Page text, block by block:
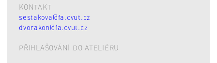
KONTAKT
sestakova@fa.cvut.cz
dvorakon@fa.cvut.cz
PŘIHLAŠOVÁNÍ DO ATELIÉRU